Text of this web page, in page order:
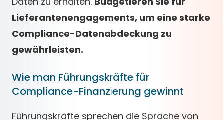
Lieferantenengagements, um eine starke
Compliance-Datenabdeckung zu
gewährleisten.
Wie man Führungskräfte für
Compliance-Finanzierung gewinnt
Führungskräfte sprechen die Sprache von